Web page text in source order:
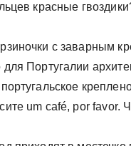
красные
с заварным
Португалии
um café, por favor.